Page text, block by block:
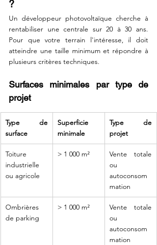
?
Un développeur photovoltaïque cherche à
rentabiliser une centrale sur 20 à 30 ans.
Pour que votre terrain l'intéresse, il doit
atteindre une taille minimum et répondre à
plusieurs critères techniques.
Surfaces minimales par type de
projet
Type de
surface
Superficie
minimale
Type de
projet
Toiture
industrielle
ou agricole
> 1 000 m²
Vente totale
ou
autoconsom
mation
Ombrières
de parking
> 1 000 m²
Vente totale
ou
autoconsom
mation